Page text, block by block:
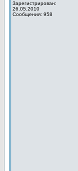
Зарегистрирован:
26.05.2010
Сообщения: 958